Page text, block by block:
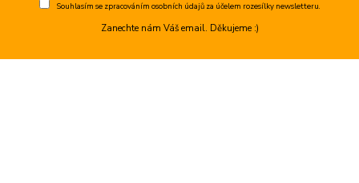
Souhlasím se zpracováním osobních údajůza účelem rozesílky newsletteru.
Zanechte nám Váš email. Děkujeme :)